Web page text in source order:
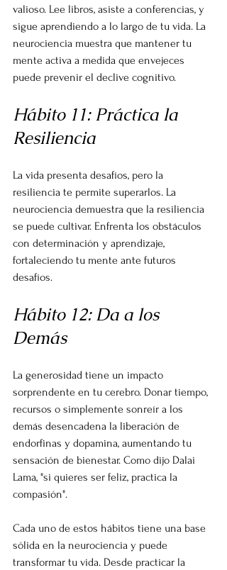
valioso. Lee libros, asiste a conferencias, y
sigue aprendiendo a lo largo de tu vida. La
neurociencia muestra que mantener tu
mente activa a medida que envejeces
puede prevenir el declive cognitivo.
Hábito 11: Práctica la
Resiliencia
La vida presenta desafíos, pero la
resiliencia te permite superarlos. La
neurociencia demuestra que la resiliencia
se puede cultivar. Enfrenta los obstáculos
con determinación y aprendizaje,
fortaleciendo tu mente ante futuros
desafíos.
Hábito 12: Da a los
Demás
La generosidad tiene un impacto
sorprendente en tu cerebro. Donar tiempo,
recursos o simplemente sonreír a los
demás desencadena la liberación de
endorfinas y dopamina, aumentando tu
sensación de bienestar. Como dijo Dalai
Lama, "si quieres ser feliz, practica la
compasión".
Cada uno de estos hábitos tiene una base
sólida en la neurociencia y puede
transformar tu vida. Desde practicar la